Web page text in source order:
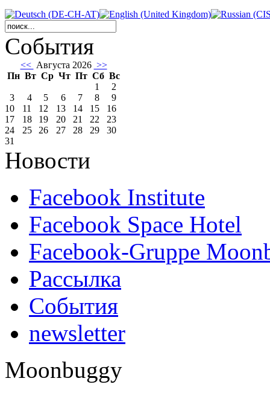
События
<< Августа 2026 >>
Пн Вт Ср Чт Пт Сб Вс
1
2
3
4 5 6 7 8
9
10
11 12 13 14 15
16
17
18 19 20 21 22
23
24
25 26 27 28 29
30
31
Новости
Facebook Institute
Facebook Space Hotel
Facebook-Gruppe
Рассылка
События
newsletter
Moonbuggy